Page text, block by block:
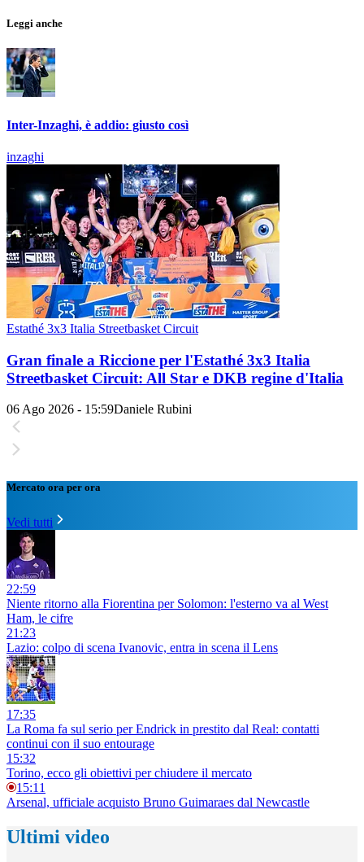
Leggi anche
Inter-Inzaghi, è addio: giusto così
inzaghi
Estathé 3x3 Italia Streetbasket Circuit
Gran finale a Riccione per l'Estathé 3x3 Italia
Streetbasket Circuit: All Star e DKB regine d'Italia
06 Ago 2026 - 15:59Daniele Rubini
Mercato ora per ora
Vedi tutti
22:59
Niente ritorno alla Fiorentina per Solomon: l'esterno va al West
Ham, le cifre
21:23
Lazio: colpo di scena Ivanovic, entra in scena il Lens
17:35
La Roma fa sul serio per Endrick in prestito dal Real: contatti
continui con il suo entourage
15:32
Torino, ecco gli obiettivi per chiudere il mercato
15:11
Arsenal, ufficiale acquisto Bruno Guimaraes dal Newcastle
Ultimi video